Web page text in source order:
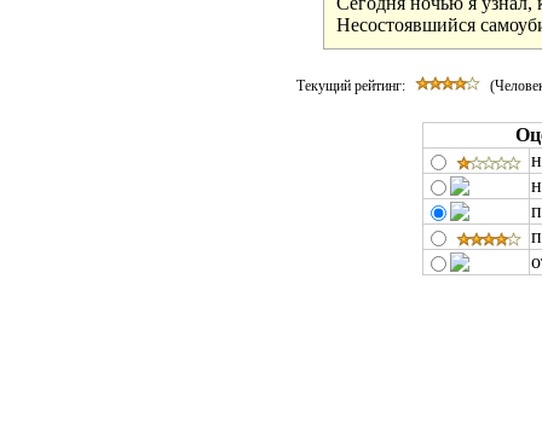
Текущий рейтинг: